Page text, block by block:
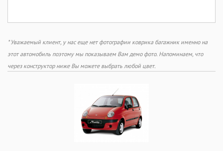
* Уважаемый клиент, у нас еще нет фотографии коврика багажник именно на
этот автомобиль поэтому мы показываем Вам демо фото. Напоминаем, что
через конструктор ниже Вы можете выбрать любой цвет.